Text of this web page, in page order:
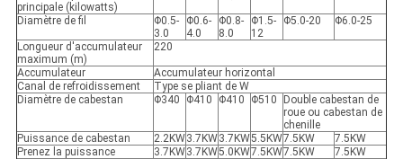
principale (kilowatts)
Diamètre de fil
Φ0.5-
3.0
Φ0.6-
4.0
Φ0.8-
8.0
Φ1.5-
12
Φ5.0-20 Φ6.0-25
Longueur d'accumulateur
maximum (m)
220
Accumulateur
Accumulateur horizontal
Canal de refroidissement
Type se pliant de W
Diamètre de cabestan
Φ340 Φ410 Φ410 Φ510
Double cabestan de
roue ou cabestan de
chenille
Puissance de cabestan
2.2KW3.7KW3.7KW5.5KW7.5KW
7.5KW
Prenez la puissance
3.7KW3.7KW5.0KW7.5KW7.5KW
7.5KW